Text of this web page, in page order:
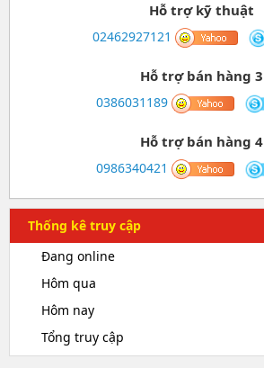
Hỗ trợ kỹ thuật
02462927121
Hỗ trợ bán hàng 3
0386031189
Hỗ trợ bán hàng 4
0986340421
Thống kê truy cập
Đang online
Hôm qua
Hôm nay
Tổng truy cập